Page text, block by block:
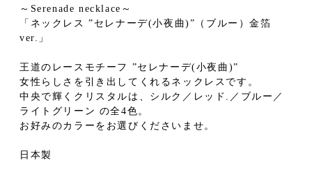
～Serenade necklace～
「ネックレス ”セレナーデ(小夜曲)”（ブルー）金箔
ver.」
王道のレースモチーフ ”セレナーデ(小夜曲)”
女性らしさを引き出してくれるネックレスです。
中央で輝くクリスタルは、シルク／レッド.／ブルー／
ライトグリーン の全4色。
お好みのカラーをお選びくださいませ。
日本製